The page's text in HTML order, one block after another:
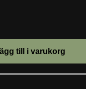
till i varukorg